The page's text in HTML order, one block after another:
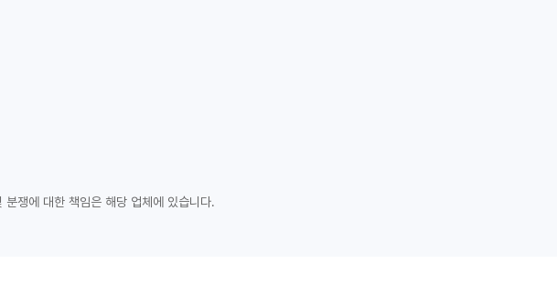
쟁에 대한 책임은 해당 업체에 있습니다.